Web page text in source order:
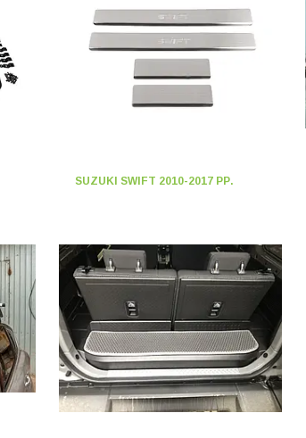
SUZUKI SWIFT 2010-2017 РР.